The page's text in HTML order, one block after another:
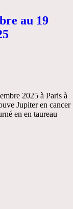
au 19
2025 à Paris à
Jupiter en cancer
en en taureau